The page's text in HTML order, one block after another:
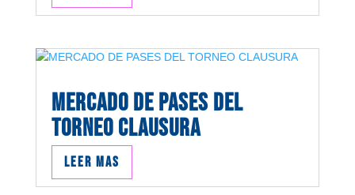
MERCADO DE PASES DEL
TORNEO CLAUSURA
Leer mas